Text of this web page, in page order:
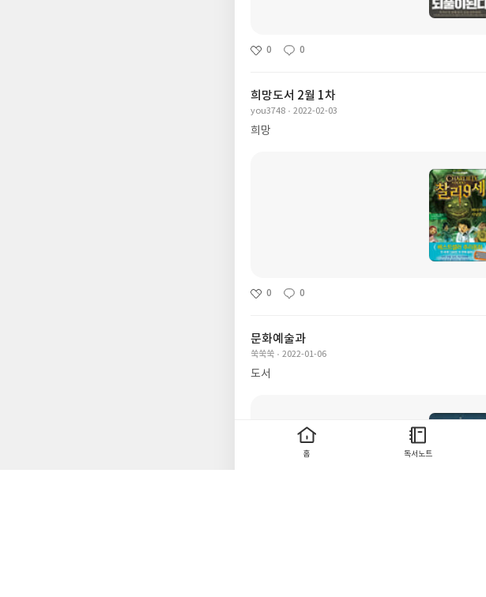
0 0
희망도서 2월 1차
you3748 2022-02-03
희망
0 0
문화예술과
쑥쑥쑥 2022-01-06
도서
홈 독서노트